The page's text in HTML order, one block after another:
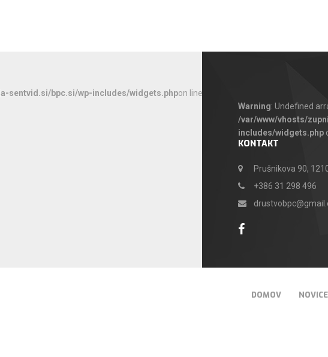
Warning: Undefined
/var/www/vhosts/
includes/widgets.php
KONTAKT
Prušnikova 90,
+386 31 298 496
sentvid.si/bpc.si/wp-includes/widgets.phpon line
DOMOV NOVICE